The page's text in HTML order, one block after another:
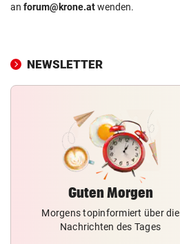
an forum@krone.atwenden.
NEWSLETTER
Guten Morgen
Morgens topinformiert über die
Nachrichten des Tages